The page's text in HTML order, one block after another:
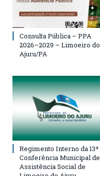
Consulta Pública – PPA
2026–2029 – Limoeiro do
Ajuru/PA
Regimento Interno da 13ª
Conferência Municipal de
Assistência Social de